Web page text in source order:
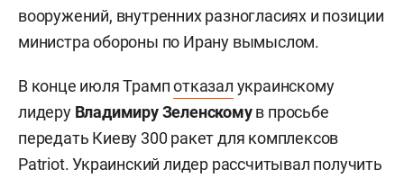
вооружений, внутренних разногласиях и позиции
министра обороны по Ирану вымыслом.
В конце июля Трампотказал украинскому
лидеру Владимиру Зеленскомув просьбе
передать Киеву 300 ракет для комплексов
Patriot. Украинский лидер рассчитывал получить